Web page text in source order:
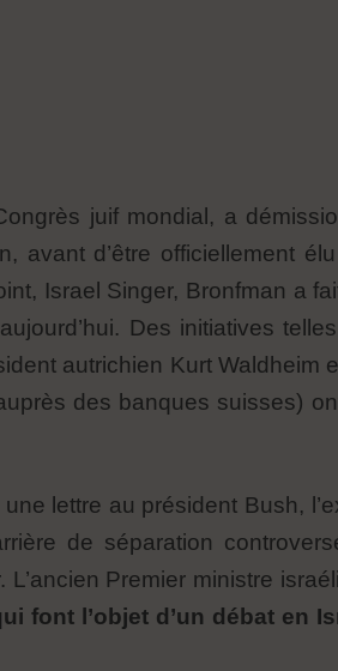
juif mondial, a
avant d’être officiellement
Israel Singer, Bronfman a
Des initiatives
autrichien Kurt Waldheim
des banques suisses)
lettre au président Bush,
de séparation
L’ancien Premier ministre
font l’objet d’un débat en